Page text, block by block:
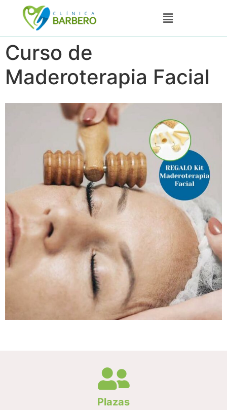
Curso de
Maderoterapia Facial
Plazas